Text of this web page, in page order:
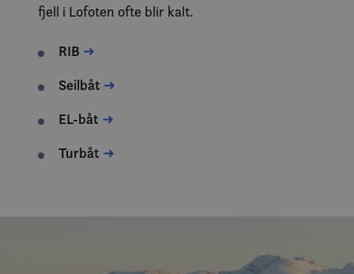
fjell i Lofoten ofte blir kalt.
RIB ➜
Seilbåt ➜
EL-båt ➜
Turbåt ➜